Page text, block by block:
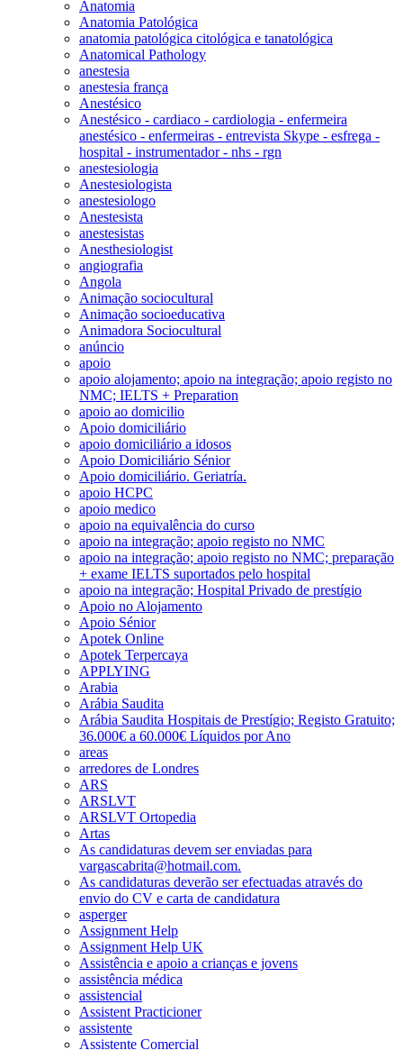
Anatomia
Anatomia Patológica
anatomia patológica citológica e tanatológica
Anatomical Pathology
anestesia
anestesia frança
Anestésico
Anestésico - cardiaco - cardiologia - enfermeira
anestésico - enfermeiras - entrevista Skype - esfrega -
hospital - instrumentador - nhs - rgn
anestesiologia
Anestesiologista
anestesiologo
Anestesista
anestesistas
Anesthesiologist
angiografia
Angola
Animação sociocultural
Animação socioeducativa
Animadora Sociocultural
anúncio
apoio
apoio alojamento; apoio na integração; apoio registo no
NMC; IELTS + Preparation
apoio ao domicilio
Apoio domiciliário
apoio domiciliário a idosos
Apoio Domiciliário Sénior
Apoio domiciliário. Geriatría.
apoio HCPC
apoio medico
apoio na equivalência do curso
apoio na integração; apoio registo no NMC
apoio na integração; apoio registo no NMC; preparação
+ exame IELTS suportados pelo hospital
apoio na integração; Hospital Privado de prestígio
Apoio no Alojamento
Apoio Sénior
Apotek Online
Apotek Terpercaya
APPLYING
Arabia
Arábia Saudita
Arábia Saudita Hospitais de Prestígio; Registo Gratuito;
36.000€ a 60.000€ Líquidos por Ano
areas
arredores de Londres
ARS
ARSLVT
ARSLVT Ortopedia
Artas
As candidaturas devem ser enviadas para
vargascabrita@hotmail.com.
As candidaturas deverão ser efectuadas através do
envio do CV e carta de candidatura
asperger
Assignment Help
Assignment Help UK
Assistência e apoio a crianças e jovens
assistência médica
assistencial
Assistent Practicioner
assistente
Assistente Comercial